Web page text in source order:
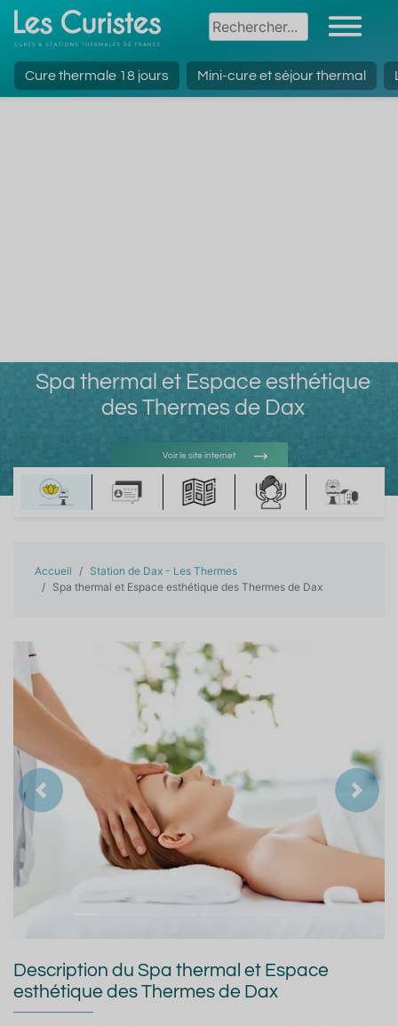
Cure thermale 18 jours Mini-cure et séjour thermal
Spa thermal et Espace esthétique
des Thermes de Dax
Voir le site internet
Voir l'adresse e-mail
Accueil
Station de Dax - Les Thermes
Spa thermal et Espace esthétique des Thermes de Dax
Précedent
Description du Spa thermal et Espace
esthétique des Thermes de Dax